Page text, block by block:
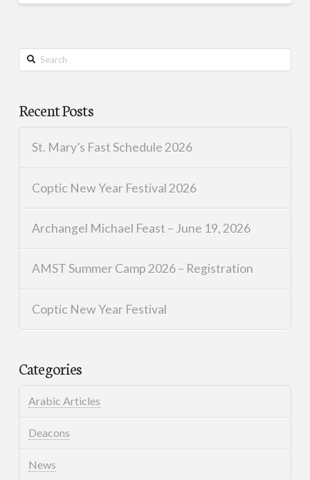
Search
Recent Posts
St. Mary’s Fast Schedule 2026
Coptic New Year Festival 2026
Archangel Michael Feast – June 19, 2026
AMST Summer Camp 2026 – Registration
Coptic New Year Festival
Categories
Arabic Articles
Deacons
News